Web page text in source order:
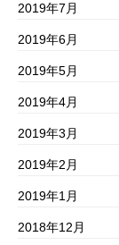
2019年7月
2019年6月
2019年5月
2019年4月
2019年3月
2019年2月
2019年1月
2018年12月